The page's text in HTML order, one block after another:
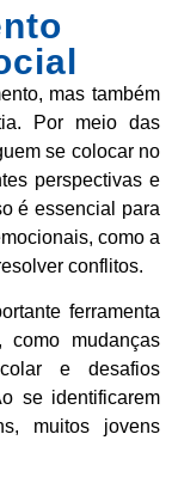
mas também
Por meio das
se colocar no
perspectivas e
é essencial para
como a
conflitos.
ferramenta
como mudanças
e desafios
se identificarem
muitos jovens